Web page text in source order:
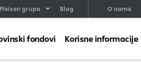
O nama
grupa Blog
fondovi Korisne informacije